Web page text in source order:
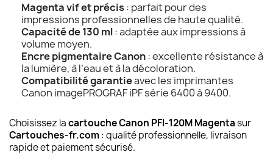
Magenta vif et précis: parfait pour des
impressions professionnelles de haute qualité.
Capacité de 130 ml: adaptée aux impressions à
volume moyen.
Encre pigmentaire Canon: excellente résistance à
la lumière, à l’eau et à la décoloration.
Compatibilité garantieavec les imprimantes
Canon imagePROGRAF iPF série 6400 à 9400.
Choisissez lacartouche Canon PFI-120M Magentasur
Cartouches-fr.com: qualité professionnelle, livraison
rapide et paiement sécurisé.